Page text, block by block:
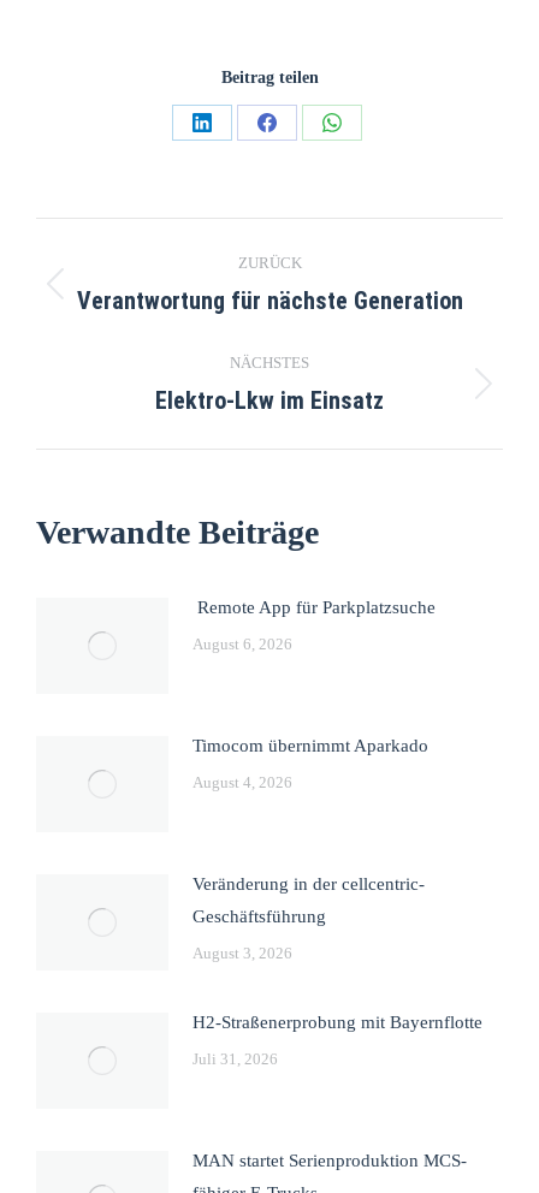
Beitrag teilen
ZURÜCK
Verantwortung für nächste Generation
NÄCHSTES
Elektro-Lkw im Einsatz
Verwandte Beiträge
Remote App für Parkplatzsuche
August 6, 2026
Timocom übernimmt Aparkado
August 4, 2026
Veränderung in der cellcentric-
Geschäftsführung
August 3, 2026
H2-Straßenerprobung mit Bayernflotte
Juli 31, 2026
MAN startet Serienproduktion MCS-